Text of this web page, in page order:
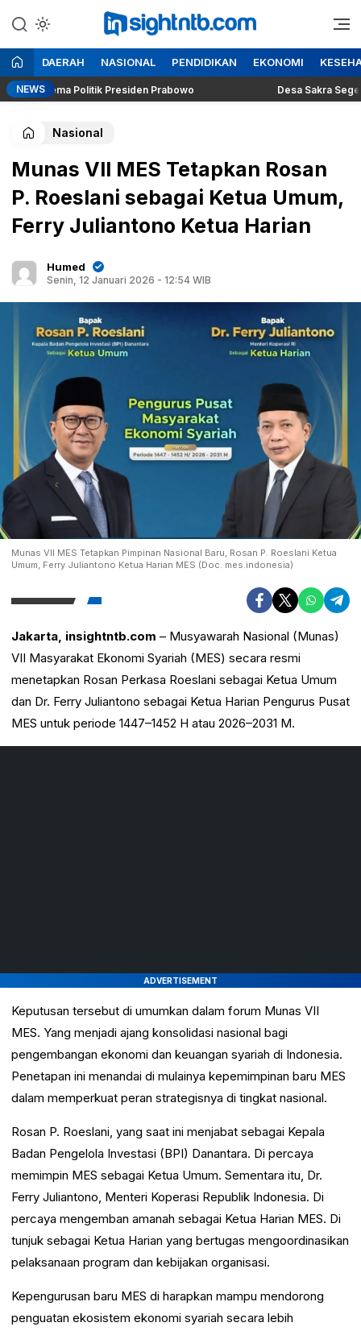
ke
konten
Insight NTB
Berita Seputar NTB
DAERAH NASIONAL PENDIDIKAN EKONOMI
NEWSPolitik Presiden Prabowo Desa Sakra Segera
Nasional
Munas VII MES Tetapkan Rosan
P. Roeslani sebagai Ketua Umum,
Ferry Juliantono Ketua Harian
Humed
Senin, 12 Januari 2026 - 12:54 WIB
Munas VII MES Tetapkan Pimpinan Nasional Baru, Rosan P. Roeslani Ketua
Umum, Ferry Juliantono Ketua Harian MES (Doc. mes.indonesia)
Jakarta, insightntb.com – Musyawarah Nasional (Munas)
VII Masyarakat Ekonomi Syariah (MES) secara resmi
menetapkan Rosan Perkasa Roeslani sebagai Ketua Umum
dan Dr. Ferry Juliantono sebagai Ketua Harian Pengurus Pusat
MES untuk periode 1447–1452 H atau 2026–2031 M.
ADVERTISEMENT
Keputusan tersebut di umumkan dalam forum Munas VII
MES. Yang menjadi ajang konsolidasi nasional bagi
pengembangan ekonomi dan keuangan syariah di Indonesia.
Penetapan ini menandai di mulainya kepemimpinan baru MES
dalam memperkuat peran strategisnya di tingkat nasional.
Rosan P. Roeslani, yang saat ini menjabat sebagai Kepala
Badan Pengelola Investasi (BPI) Danantara. Di percaya
memimpin MES sebagai Ketua Umum. Sementara itu, Dr.
Ferry Juliantono, Menteri Koperasi Republik Indonesia. Di
percaya mengemban amanah sebagai Ketua Harian MES. Di
tunjuk sebagai Ketua Harian yang bertugas mengoordinasikan
pelaksanaan program dan kebijakan organisasi.
Kepengurusan baru MES di harapkan mampu mendorong
penguatan ekosistem ekonomi syariah secara lebih